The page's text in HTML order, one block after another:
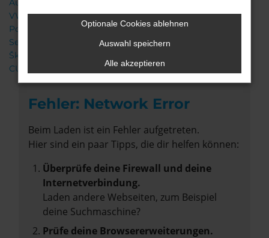
Audi
VW
Porsche
Seat
Škoda
CUPRA
Fehler: Network Error
Beim Laden ist ein Fehler aufgetreten.
Hier sind ein paar Tipps, die dir helfen können:
Überprüfe deine Firewall und deine
Internetverbindung.
Laden andere Webseiten, zum Beispiel
deine Suchmaschine?
Prüfe deine Browsererweiterungen.
Optionale Cookies ablehnen
Auswahl speichern
Alle akzeptieren